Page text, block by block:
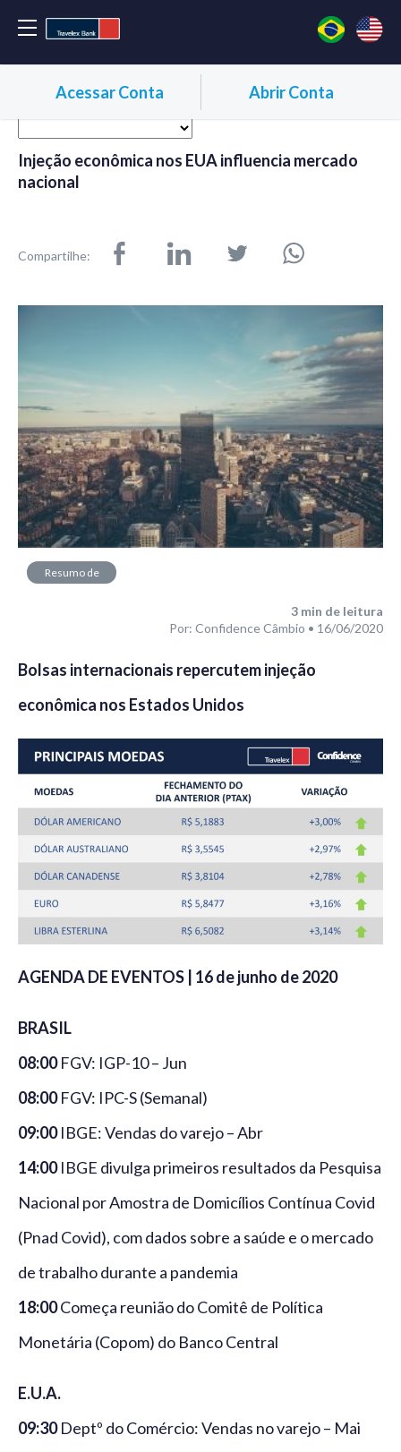
Acessar Conta Abrir Conta
Injeção econômica nos EUA influencia mercado
nacional
Compartilhe:
Resumo de
3 min de leitura
Por: Confidence Câmbio • 16/06/2020
Bolsas internacionais repercutem injeção
econômica nos Estados Unidos
AGENDA DE EVENTOS | 16 de junho de 2020
BRASIL
08:00FGV: IGP-10 – Jun
08:00FGV: IPC-S (Semanal)
09:00IBGE: Vendas do varejo – Abr
14:00IBGE divulga primeiros resultados da Pesquisa
Nacional por Amostra de Domicílios Contínua Covid
(Pnad Covid), com dados sobre a saúde e o mercado
de trabalho durante a pandemia
18:00Começa reunião do Comitê de Política
Monetária (Copom) do Banco Central
E.U.A.
09:30Deptº do Comércio: Vendas no varejo – Mai